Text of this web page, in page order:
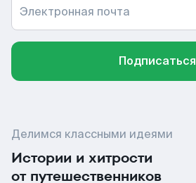
Электронная почта
Подписаться
Делимся классными идеями
Истории и хитрости
от путешественников